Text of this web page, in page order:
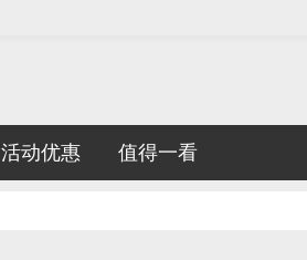
活动优惠 值得一看